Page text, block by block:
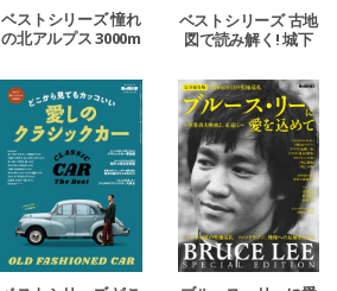
ベストシリーズ 憧れ
の北アルプス 3000m
ベストシリーズ 古地
図で読み解く! 城下